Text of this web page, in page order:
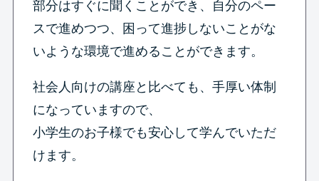
部分はすぐに聞くことができ、自分のペー
スで進めつつ、困って進捗しないことがな
いような環境で進めることができます。
社会人向けの講座と比べても、手厚い体制
になっていますので、
小学生のお子様でも安心して学んでいただ
けます。